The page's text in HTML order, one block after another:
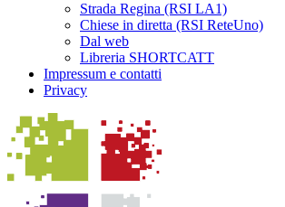
Strada Regina (RSI LA1)
Chiese in diretta (RSI ReteUno)
Dal web
Libreria SHORTCATT
Impressum e contatti
Privacy